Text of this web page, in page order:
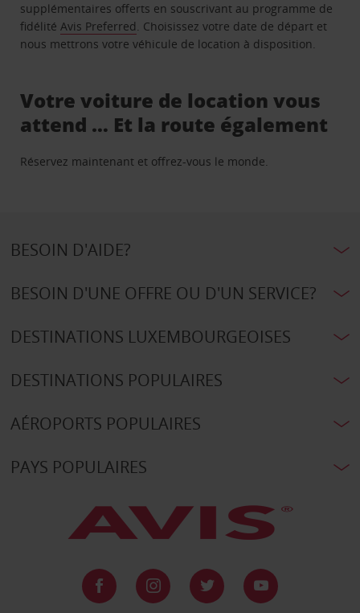
supplémentaires offerts en souscrivant au programme de
fidélitéAvis Preferred. Choisissez votre date de départ et
nous mettrons votre véhicule de location à disposition.
Votre voiture de location vous
attend … Et la route également
Réservez maintenant et offrez-vous le monde.
BESOIN D'AIDE?
BESOIN D'UNE OFFRE OU D'UN SERVICE?
DESTINATIONS LUXEMBOURGEOISES
DESTINATIONS POPULAIRES
AÉROPORTS POPULAIRES
PAYS POPULAIRES